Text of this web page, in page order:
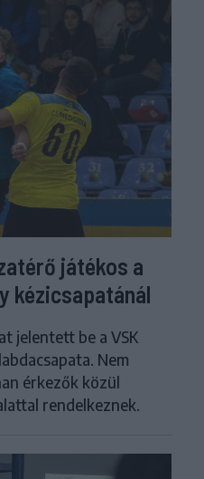
játékos a
kézicsapatánál
jelentett be a VSK
Nem
érkezők közül
rendelkeznek.